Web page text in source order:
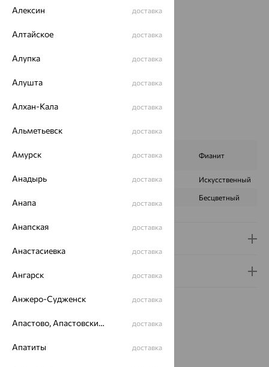
Цвет металла:
Страна происхождения:
РОССИЯ
Вид вставки:
Цвет вставки:
Вес металла:
Характеристика вставки:
ВИД КАМНЯ
культивированный
Фианит
ПРОИСХОЖДЕНИЕ Культивированный Искусственный
Бесцветный
Гарантия и возврат
Похожие изделия
Алексин доставка
Алтайское доставка
Алупка доставка
Алушта доставка
Алхан-Кала доставка
Альметьевск доставка
Амурск доставка
Анадырь доставка
Анапа доставка
Анапская доставка
Анастасиевка доставка
Ангарск доставка
Анжеро-Судженск доставка
Апастово, Апастовский район доставка
Апатиты доставка